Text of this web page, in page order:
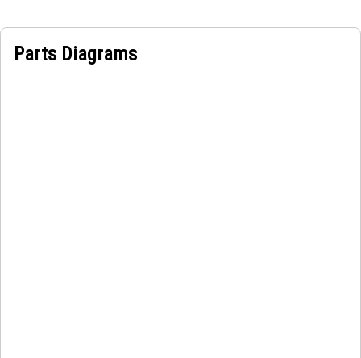
Parts Diagrams